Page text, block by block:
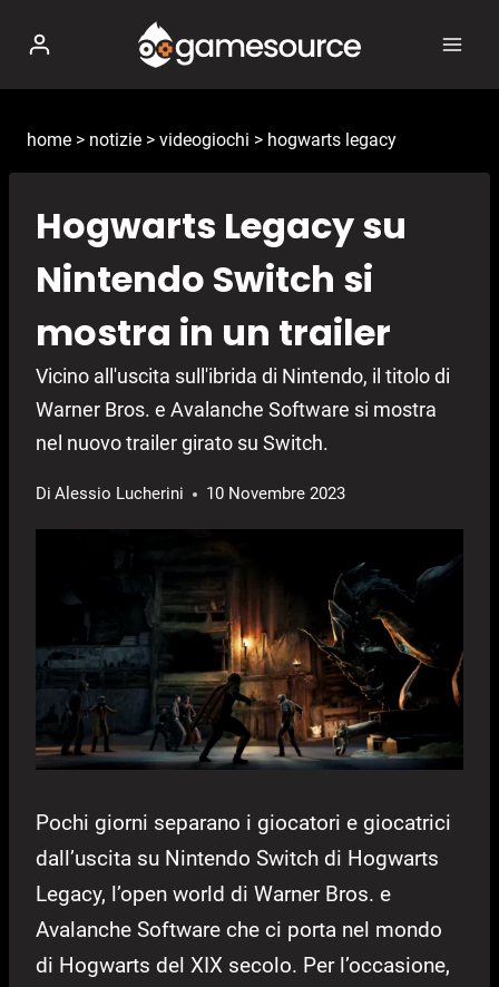
contenuto
home > notizie > videogiochi > hogwarts legacy
Hogwarts Legacy su
Nintendo Switch si
mostra in un trailer
Vicino all'uscita sull'ibrida di Nintendo, il titolo di
Warner Bros. e Avalanche Software si mostra
nel nuovo trailer girato su Switch.
Di Alessio Lucherini 10 Novembre 2023
Pochi giorni separano i giocatori e giocatrici
dall’uscita su Nintendo Switch di Hogwarts
Legacy, l’open world di Warner Bros. e
Avalanche Software che ci porta nel mondo
di Hogwarts del XIX secolo. Per l’occasione,